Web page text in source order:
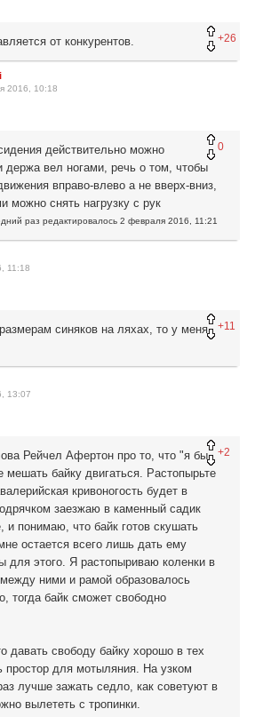
+26
от конкурентов.
2016, 10:18
0
действительно можно
держа вел ногами, речь о том, чтобы
вправо-влево а не вверх-вниз,
можно снять нагрузку с рук
раз редактировалось 2 февраля 2016, 11:21
11:18
+11
синяков на ляхах, то у меня
13:07
+2
Рейчел Афертон про то, что "я бы
мешать байку двигаться. Растопырьте
кривоногость будет в
заезжаю в каменный садик
и понимаю, что байк готов скушать
остается всего лишь дать ему
для этого. Я растопыриваю коленки в
ними и рамой образовалось
тогда байк сможет свободно
давать свободу байку хорошо в тех
простор для мотыляния. На узком
лучше зажать седло, как советуют в
вылететь с тропинки.